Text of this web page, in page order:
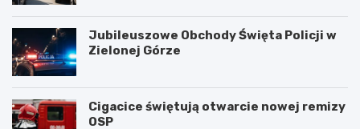
Jubileuszowe Obchody Święta Policji w
Zielonej Górze
Cigacice świętują otwarcie nowej remizy
OSP